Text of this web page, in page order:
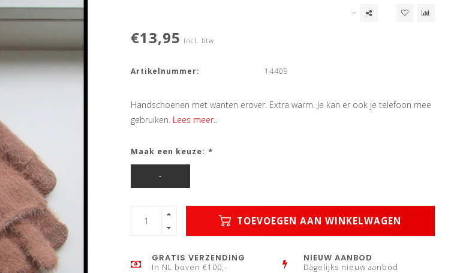
€13,95 Incl. btw
Artikelnummer: 14409
Handschoenen met wanten erover. Extra warm. Je kan er ook je telefoon mee
gebruiken. Lees meer..
Maak een keuze: *
-
TOEVOEGEN AAN WINKELWAGEN
GRATIS VERZENDING
In NL boven €100,-
NIEUW AANBOD
Dagelijks nieuw aanbod